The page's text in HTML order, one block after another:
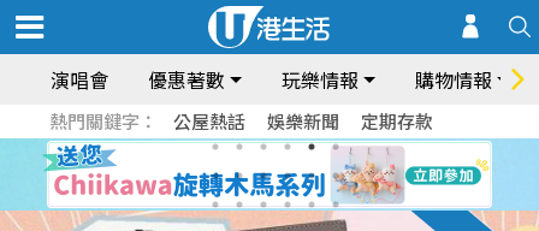
演唱會 優惠著數 玩樂情報 購物情報
熱門關鍵字： 公屋熱話 娛樂新聞 定期存款